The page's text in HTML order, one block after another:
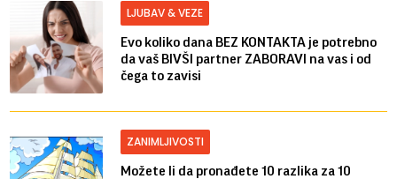
LJUBAV & VEZE
Evo koliko dana BEZ KONTAKTA je potrebno
da vaš BIVŠI partner ZABORAVI na vas i od
čega to zavisi
ZANIMLJIVOSTI
Možete li da pronađete 10 razlika za 10